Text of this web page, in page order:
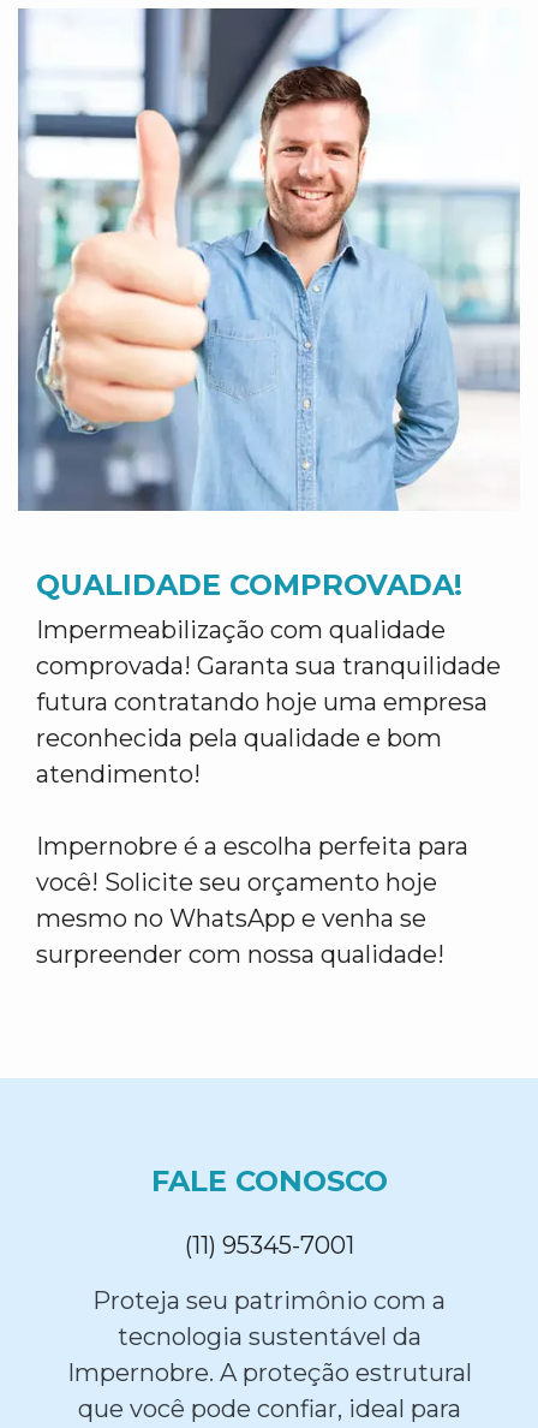
QUALIDADE COMPROVADA!
Impermeabilização com qualidade
comprovada! Garanta sua tranquilidade
futura contratando hoje uma empresa
reconhecida pela qualidade e bom
atendimento!
Impernobre é a escolha perfeita para
você! Solicite seu orçamento hoje
mesmo no WhatsApp e venha se
surpreender com nossa qualidade!
FALE CONOSCO
(11) 95345-7001
Proteja seu patrimônio com a
tecnologia sustentável da
Impernobre. A proteção estrutural
que você pode confiar, ideal para